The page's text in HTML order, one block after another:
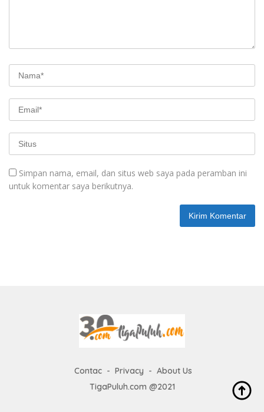
Simpan nama, email, dan situs web saya pada peramban ini
untuk komentar saya berikutnya.
Contac Privacy
About Us
TigaPuluh.com @2021